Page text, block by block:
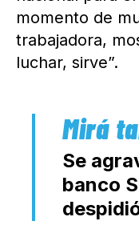
momento de
trabajadora,
luchar, sirve”.
Se
banco